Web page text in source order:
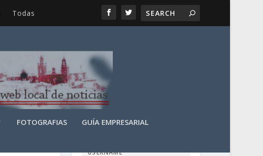
Todas
FOTOGRAFIAS GUÍA EMPRESARIAL
LOGIN USER TTN